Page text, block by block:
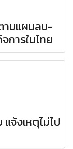
ามแผนลบ-
การในไทย
จ้งเหตุไม่ไป